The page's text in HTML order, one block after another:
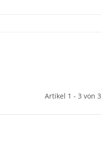
Artikel 1 - 3 von 3